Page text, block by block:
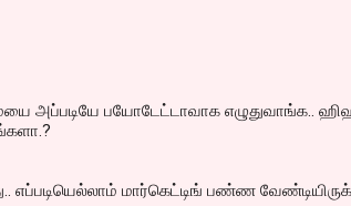
அப்படியே பயோடேட்டாவாக எழுதுவாங்க..
எப்படியெல்லாம் மார்கெட்டிங் பண்ண